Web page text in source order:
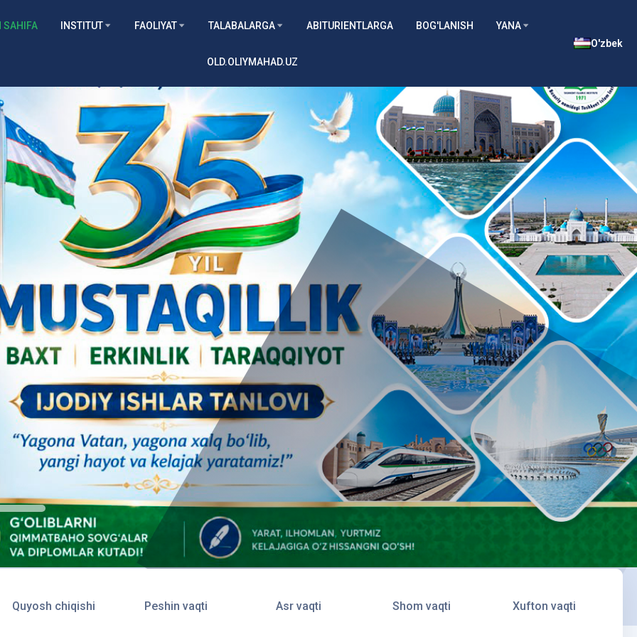
SAHIFA INSTITUT FAOLIYAT TALABALARGA ABITURIENTLARGA BOG'LANISH YANA
OLD.OLIYMAHAD.UZ
O'zbek
Quyosh chiqishi Peshin vaqti Asr vaqti Shom vaqti Xufton vaqti